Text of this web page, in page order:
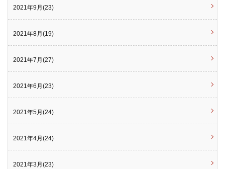
2021年9月(23)
2021年8月(19)
2021年7月(27)
2021年6月(23)
2021年5月(24)
2021年4月(24)
2021年3月(23)